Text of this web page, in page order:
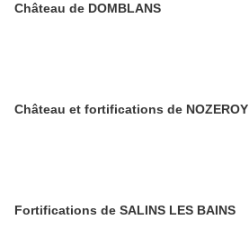
Château de DOMBLANS
Château et fortifications de NOZEROY
Fortifications de SALINS LES BAINS